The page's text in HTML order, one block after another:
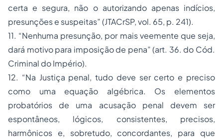
certa e segura, não o autorizando apenas indícios,
presunções e suspeitas”(JTACrSP, vol. 65, p. 241).
11. “Nenhuma presunção, por mais veemente que seja,
dará motivo para imposição de pena” (art. 36. do Cód.
Criminal do Império).
12. “Na Justiça penal, tudo deve ser certo e preciso
como uma equação algébrica. Os elementos
probatórios de uma acusação penal devem ser
espontâneos, lógicos, consistentes, precisos,
harmônicos e, sobretudo, concordantes, para que